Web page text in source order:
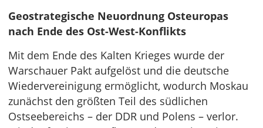
Geostrategische Neuordnung Osteuropas
nach Ende des Ost-West-Konflikts
Mit dem Ende des Kalten Krieges wurde der
Warschauer Pakt aufgelöst und die deutsche
Wiedervereinigung ermöglicht, wodurch Moskau
zunächst den größten Teil des südlichen
Ostseebereichs – der DDR und Polens – verlor.